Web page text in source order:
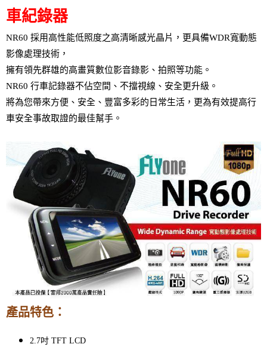
車紀錄器
NR60 採用高性能低照度之高清晰感光晶片，更具備WDR寬動態
影像處理技術，
擁有領先群雄的高畫質數位影音錄影、拍照等功能。
NR60 行車記錄器不佔空間、不擋視線、安全更升級。
將為您帶來方便、安全、豐富多彩的日常生活，更為有效提高行
車安全事故取證的最佳幫手。
產品特色：
2.7吋 TFT LCD